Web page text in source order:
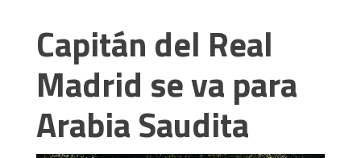
Capitán del Real
Madrid se va para
Arabia Saudita